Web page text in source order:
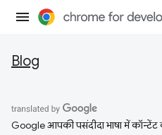
Blog
Google आपकी पसंदीदा भाषा में